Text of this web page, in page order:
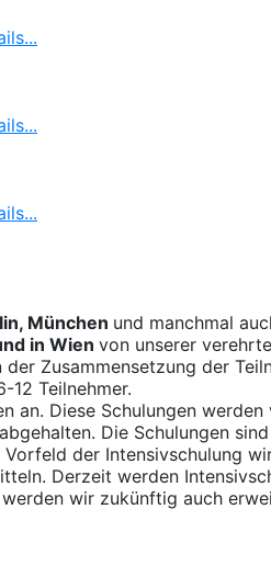
München und manchmal
in Wien von unserer
Zusammensetzung der
12 Teilnehmer.
an. Diese Schulungen werden
Die Schulungen
der Intensivschulung
Derzeit werden
wir zukünftig auch